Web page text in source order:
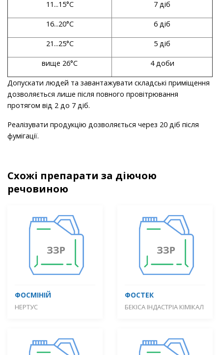
11...15°С 7 діб
16...20°С 6 діб
21...25°С 5 діб
вище 26°C 4 доби
Допускати людей та завантажувати складські приміщення
дозволяється лише після повного провітрювання
протягом від 2 до 7 діб.
Реалізувати продукцію дозволяється через 20 діб після
фумігації.
Схожі препарати за діючою
речовиною
ФОСМІНІЙ
НЕРТУС
ФОСТЕК
БЕКІСА ІНДАСТРІА КІМІКАЛ